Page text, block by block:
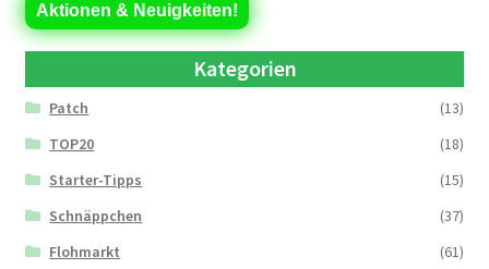
Aktionen & Neuigkeiten!
Kategorien
Patch
(13)
TOP20
(18)
Starter-Tipps
(15)
Schnäppchen
(37)
Flohmarkt
(61)